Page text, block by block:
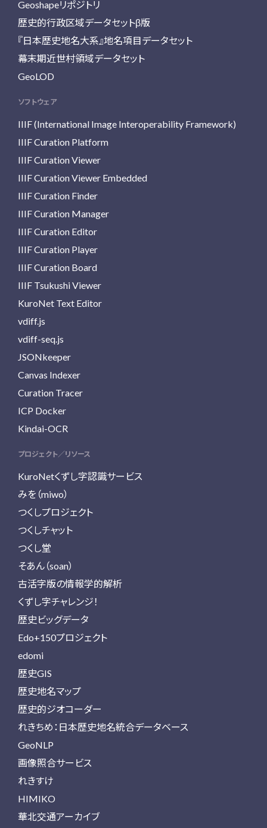
Geoshapeリポジトリ
歴史的行政区域データセットβ版
『日本歴史地名大系』地名項目データセット
幕末期近世村領域データセット
GeoLOD
ソフトウェア
IIIF (International Image Interoperability Framework)
IIIF Curation Platform
IIIF Curation Viewer
IIIF Curation Viewer Embedded
IIIF Curation Finder
IIIF Curation Manager
IIIF Curation Editor
IIIF Curation Player
IIIF Curation Board
IIIF Tsukushi Viewer
KuroNet Text Editor
vdiff.js
vdiff-seq.js
JSONkeeper
Canvas Indexer
Curation Tracer
ICP Docker
Kindai-OCR
プロジェクト／リソース
KuroNetくずし字認識サービス
みを（miwo）
つくしプロジェクト
つくしチャット
つくし堂
そあん（soan）
古活字版の情報学的解析
くずし字チャレンジ！
歴史ビッグデータ
Edo+150プロジェクト
edomi
歴史GIS
歴史地名マップ
歴史的ジオコーダー
れきちめ：日本歴史地名統合データベース
GeoNLP
画像照合サービス
れきすけ
HIMIKO
華北交通アーカイブ